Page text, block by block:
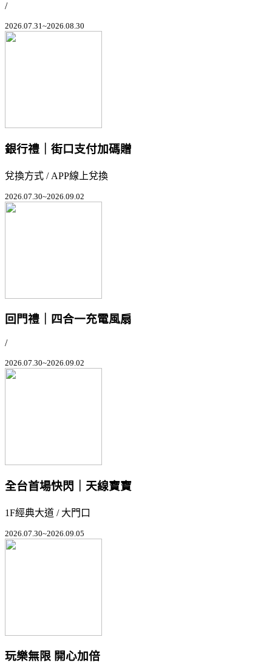
/
2026.07.31~2026.08.30
銀行禮｜街口支付加碼贈
兌換方式 / APP線上兌換
2026.07.30~2026.09.02
回門禮｜四合一充電風扇
/
2026.07.30~2026.09.02
全台首場快閃｜天線寶寶
1F經典大道 / 大門口
2026.07.30~2026.09.05
玩樂無限 開心加倍